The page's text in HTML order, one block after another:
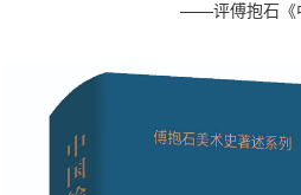
——评傅抱石《